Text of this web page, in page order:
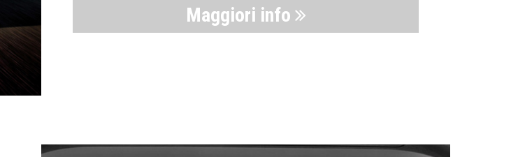
Maggiori info